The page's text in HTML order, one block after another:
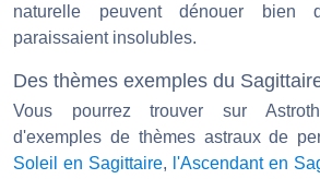
naturelle peuvent dénouer bien
paraissaient insolubles.
Des thèmes exemples du
Vous pourrez trouver sur
d'exemples de thèmes astraux de
Soleil en Sagittaire, l'Ascendant en